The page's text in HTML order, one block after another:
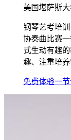
美国堪萨斯
钢琴艺考培
协奏曲比赛
式生动有趣
趣、注重培养
免费体验一